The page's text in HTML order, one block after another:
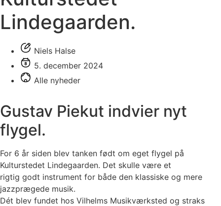
Lindegaarden.
Niels Halse
5. december 2024
Alle nyheder
Gustav Piekut indvier nyt
flygel.
For 6 år siden blev tanken født om eget flygel på
Kulturstedet Lindegaarden. Det skulle være et
rigtig godt instrument for både den klassiske og mere
jazzprægede musik.
Dét blev fundet hos Vilhelms Musikværksted og straks